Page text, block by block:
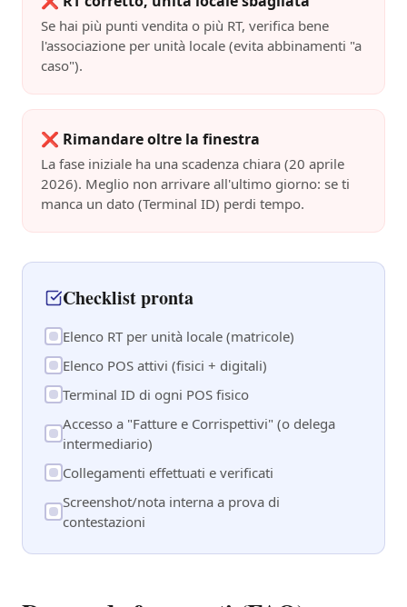
Se hai più punti vendita o più RT, verifica bene
l'associazione per unità locale (evita abbinamenti "a
caso").
❌ Rimandare oltre la finestra
La fase iniziale ha una scadenza chiara (20 aprile
2026). Meglio non arrivare all'ultimo giorno: se ti
manca un dato (Terminal ID) perdi tempo.
Checklist pronta
Elenco RT per unità locale (matricole)
Elenco POS attivi (fisici + digitali)
Terminal ID di ogni POS fisico
Accesso a "Fatture e Corrispettivi" (o delega
intermediario)
Collegamenti effettuati e verificati
Screenshot/nota interna a prova di
contestazioni